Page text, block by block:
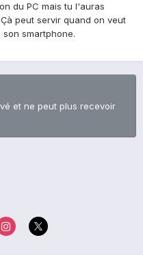
du PC mais tu l'auras
peut servir quand on veut
smartphone.
et ne peut plus recevoir